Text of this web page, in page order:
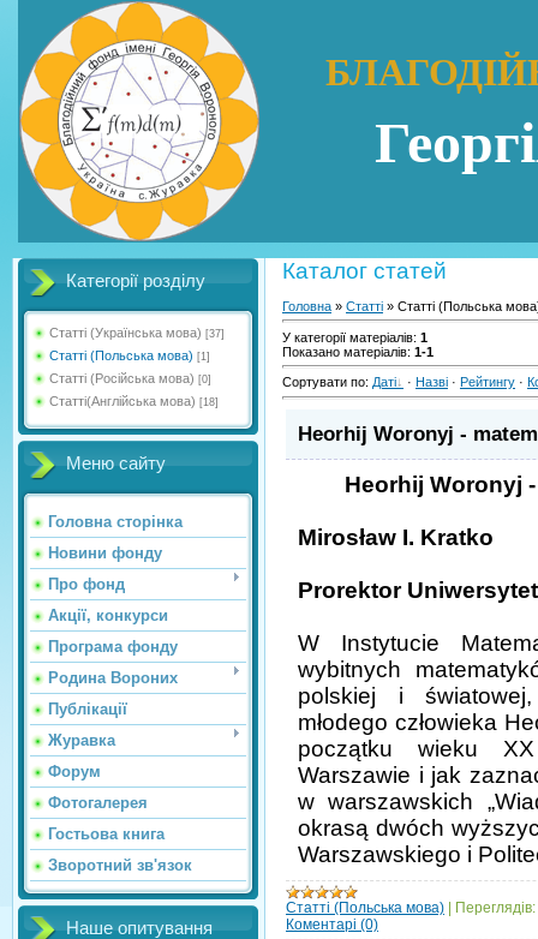
Категорії розділу
Статті (Українська мова) [37]
Статті (Польська мова) [1]
Статті (Російська мова) [0]
Статті(Англійська мова) [18]
Меню сайту
Головна сторінка
Новини фонду
Про фонд
Акції, конкурси
Програма фонду
Родина Вороних
Публікації
Журавка
Форум
Фотогалерея
Гостьова книга
Зворотний зв'язок
Наше опитування
Каталог статей
Головна » Статті » Статті (Польська
У категорії матеріалів: 1
Показано матеріалів: 1-1
Сортувати по: Даті · Назві · Рейтингу ·
Heorhij Woronyj -
Heorhij Woronyj
Mirosław I. Kratko
Prorektor
W Instytucie
wybitnych
polskiej i
młodego człowie­ka
początku wieku
Warszawie i jak
w warszawskich
okrasą dwóch
Warszawskiego i
Статті (Польська мова)
Переглядів:
Коментарі (0)